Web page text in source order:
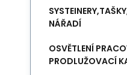
NÁŘADÍ
OSVĚTLENÍ
PRODLUŽOVACÍ